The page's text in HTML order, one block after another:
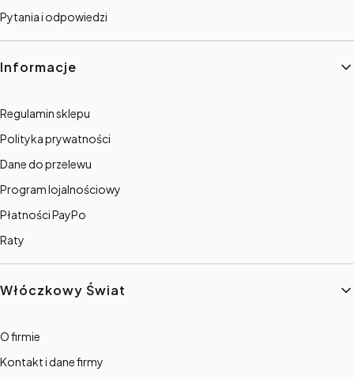
Pytania i odpowiedzi
Informacje
Regulamin sklepu
Polityka prywatności
Dane do przelewu
Program lojalnościowy
Płatności PayPo
Raty
Włóczkowy Świat
O firmie
Kontakt i dane firmy